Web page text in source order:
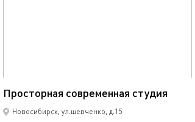
Просторная современная студия
Новосибирск, ул.шевченко, д.15